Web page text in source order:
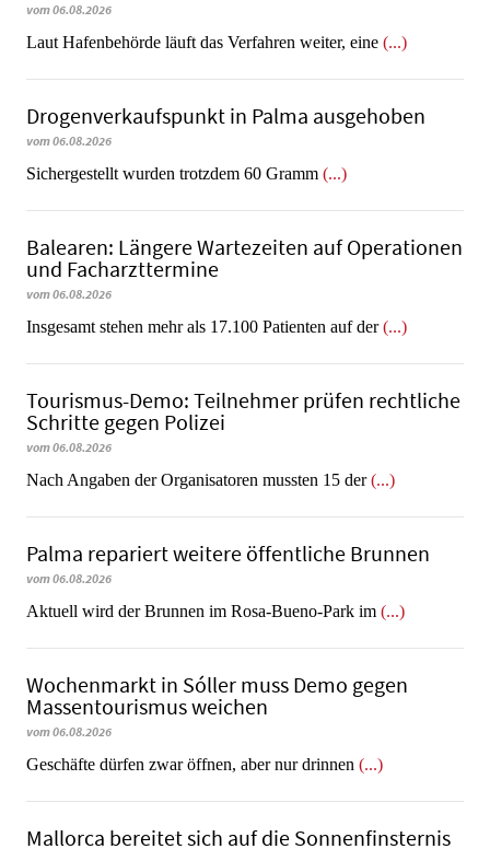
vom 06.08.2026
Laut Hafenbehörde läuft das Verfahren weiter, eine (...)
Dro­gen­ver­kaufs­punkt in Palma ausgehoben
vom 06.08.2026
​​​​​​​Sichergestellt wurden trotzdem 60 Gramm (...)
Balearen: Längere Wartezeiten auf Operationen
und Facharzttermine
vom 06.08.2026
Insgesamt stehen mehr als 17.100 Patienten auf der(...)
Tourismus-Demo: Teilnehmer prüfen rechtliche
Schritte gegen Polizei
vom 06.08.2026
Nach Angaben der Organisatoren mussten 15 der(...)
Palma repariert weitere öffentliche Brunnen
vom 06.08.2026
Aktuell wird der Brunnen im Rosa-Bueno-Park im (...)
Wochenmarkt in Sóller muss Demo gegen
Massentourismus weichen
vom 06.08.2026
Geschäfte dürfen zwar öffnen, aber nur drinnen (...)
Mallorca bereitet sich auf die Sonnenfinsternis